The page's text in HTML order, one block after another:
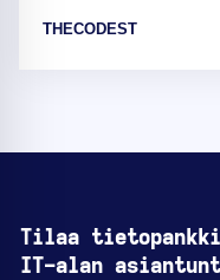
THECODEST
Tilaa
IT-alan